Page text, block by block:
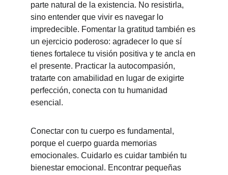
parte natural de la existencia. No resistirla,
sino entender que vivir es navegar lo
impredecible. Fomentar la gratitud también es
un ejercicio poderoso: agradecer lo que sí
tienes fortalece tu visión positiva y te ancla en
el presente. Practicar la autocompasión,
tratarte con amabilidad en lugar de exigirte
perfección, conecta con tu humanidad
esencial.
Conectar con tu cuerpo es fundamental,
porque el cuerpo guarda memorias
emocionales. Cuidarlo es cuidar también tu
bienestar emocional. Encontrar pequeñas